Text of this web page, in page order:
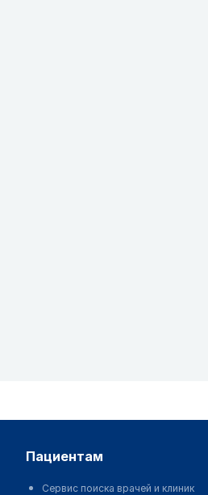
пациентам
Сервис поиска врачей и клиник